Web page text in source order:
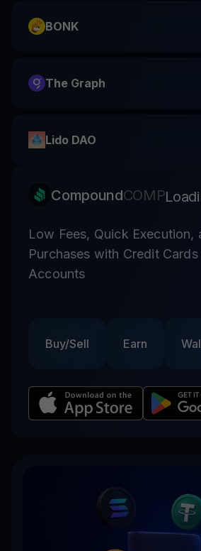
BONK
The Graph
Lido DAO
CompoundCOMP
Low Fees, Quick Execution,
Purchases with Credit Cards
Accounts
Buy/Sell Earn